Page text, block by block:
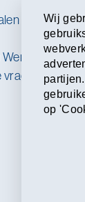
Contact
Wij
op